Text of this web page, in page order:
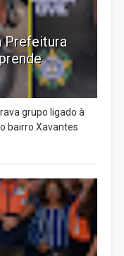
Prefeitura
grupo ligado à
bairro Xavantes